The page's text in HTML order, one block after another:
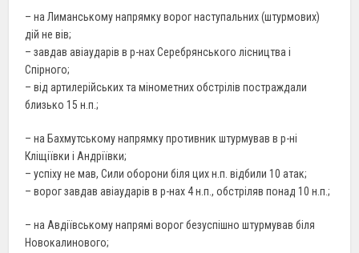
– на Лиманському напрямку ворог наступальних (штурмових)
дій не вів;
– завдав авіаударів в р-нах Серебрянського лісництва і
Спірного;
– від артилерійських та мінометних обстрілів постраждали
близько 15 н.п.;
– на Бахмутському напрямку противник штурмував в р-ні
Кліщіївки і Андріївки;
– успіху не мав, Сили оборони біля цих н.п. відбили 10 атак;
– ворог завдав авіаударів в р-нах 4 н.п., обстріляв понад 10 н.п.;
– на Авдіївському напрямі ворог безуспішно штурмував біля
Новокалинового;